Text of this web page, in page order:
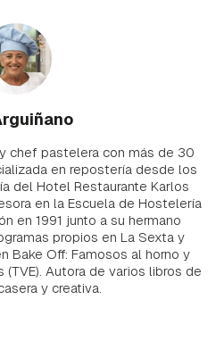
chef pastelera con más de 30
en repostería desde los
del Hotel Restaurante Karlos
en la Escuela de Hostelería
en 1991 junto a su hermano
propios en La Sexta y
Bake Off: Famosos al horno y
Autora de varios libros de
y creativa.